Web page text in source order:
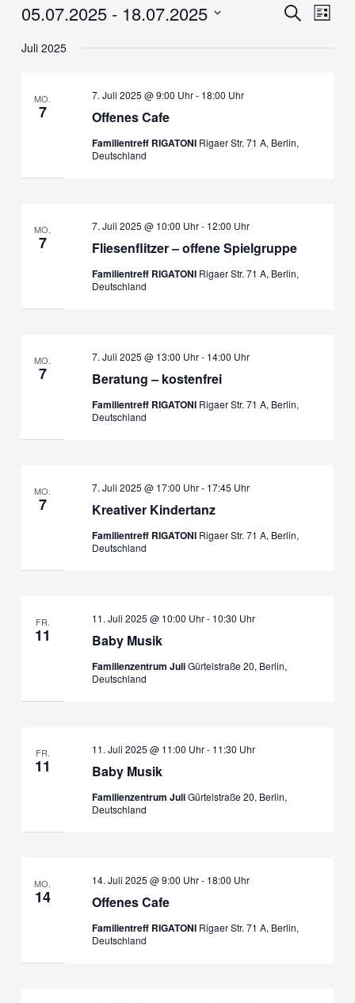
Veranstaltungen SucheListe
05.07.2025 - 18.07.2025
wählen.
Juli 2025
MO.
7 Offenes Cafe
7. Juli 2025 @ 9:00 Uhr- 18:00 Uhr
Familientreff RIGATONI Rigaer Str. 71 A, Berlin,
Deutschland
MO.
7 Fliesenflitzer – offene Spielgruppe
7. Juli 2025 @ 10:00 Uhr- 12:00 Uhr
Familientreff RIGATONI Rigaer Str. 71 A, Berlin,
Deutschland
MO.
7 Beratung – kostenfrei
7. Juli 2025 @ 13:00 Uhr- 14:00 Uhr
Familientreff RIGATONI Rigaer Str. 71 A, Berlin,
Deutschland
MO.
7 Kreativer Kindertanz
7. Juli 2025 @ 17:00 Uhr- 17:45 Uhr
Familientreff RIGATONI Rigaer Str. 71 A, Berlin,
Deutschland
FR.
11 Baby Musik
11. Juli 2025 @ 10:00 Uhr- 10:30 Uhr
Familienzentrum JuliGürtelstraße 20, Berlin,
Deutschland
FR.
11 Baby Musik
11. Juli 2025 @ 11:00 Uhr- 11:30 Uhr
Familienzentrum JuliGürtelstraße 20, Berlin,
Deutschland
MO.
14 Offenes Cafe
14. Juli 2025 @ 9:00 Uhr- 18:00 Uhr
Familientreff RIGATONI Rigaer Str. 71 A, Berlin,
Deutschland